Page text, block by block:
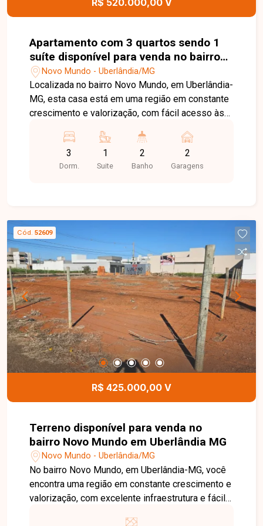
R$ 520.000,00 V
Apartamento com 3 quartos sendo 1
suíte disponível para venda no bairro
Novo Mundo em Uberlândia-MG
Novo Mundo - Uberlândia/MG
Localizada no bairro Novo Mundo, em Uberlândia-
MG, esta casa está em uma região em constante
crescimento e valorização, com fácil acesso às
supermercados, escolas, farmácias, comércios e
diversos serviços, proporcionando praticidade e
qualidade de vida para toda a família. O imóvel
área de serviço, varanda gourmet com
churrasqueira, quintal ideal para momentos de
lazer e 02 vagas de garagem. Os ambientes são
bem distribuídos, oferecendo conforto,
funcionalidade e excelente aproveitamento dos
espaços. Esta é uma excelente oportunidade
para quem busca um imóvel moderno, com área
gourmet e ótima localização no bairro Novo
Mundo. Agende uma visita e venha conhecer
todos os detalhes desta casa.
3
Dorm.
1
Suite
2
Banho
2
Garagens
Cód. 52609
R$ 425.000,00 V
Terreno disponível para venda no
bairro Novo Mundo em Uberlândia MG
Novo Mundo - Uberlândia/MG
No bairro Novo Mundo, em Uberlândia-MG, você
encontra uma região em constante crescimento e
valorização, com excelente infraestrutura e fácil